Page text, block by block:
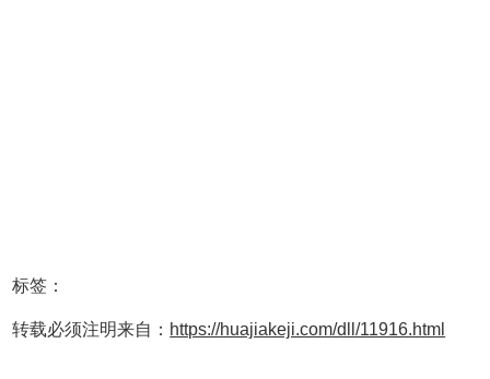
标签：
转载必须注明来自： https://huajiakeji.com/dll/11916.html